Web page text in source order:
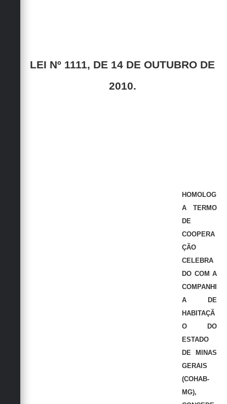
Secretarias
LEI Nº 1111, DE 14 DE OUTUBRO DE
2010.
HOMOLOG
A TERMO
DE
COOPERA
ÇÃO
CELEBRA
DO COM A
COMPANHI
A DE
HABITAÇÃ
O DO
ESTADO
DE MINAS
GERAIS
(COHAB-
MG),